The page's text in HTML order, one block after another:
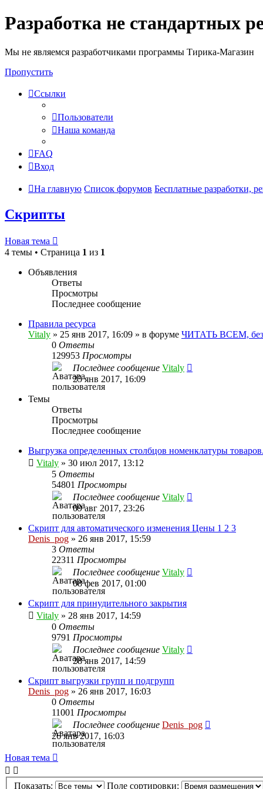
Разработка не стандартных
Мы не являемся разработчиками программы Тирика-Магазин
Пропустить
Ссылки
Пользователи
Наша команда
FAQ
Вход
На главную Список форумов Бесплатные разработки,
Скрипты
Новая тема
4 темы • Страница 1 из 1
Объявления
Ответы
Просмотры
Последнее сообщение
Правила ресурса
Vitaly » 25 янв 2017, 16:09 » в форуме ЧИТАТЬ ВСЕМ, без
0 Ответы
129953 Просмотры
Последнее сообщение Vitaly
25 янв 2017, 16:09
Темы
Ответы
Просмотры
Последнее сообщение
Выгрузка определенных столбцов номенклатуры товаров.
Vitaly » 30 июл 2017, 13:12
5 Ответы
54801 Просмотры
Последнее сообщение Vitaly
09 авг 2017, 23:26
Скрипт для автоматического изменения Цены 1 2 3
Denis_pog » 26 янв 2017, 15:59
3 Ответы
22311 Просмотры
Последнее сообщение Vitaly
08 фев 2017, 01:00
Скрипт для принудительного закрытия
Vitaly » 28 янв 2017, 14:59
0 Ответы
9791 Просмотры
Последнее сообщение Vitaly
28 янв 2017, 14:59
Скрипт выгрузки групп и подгрупп
Denis_pog » 26 янв 2017, 16:03
0 Ответы
11001 Просмотры
Последнее сообщение Denis_pog
26 янв 2017, 16:03
Новая тема
Показать: Поле сортировки: